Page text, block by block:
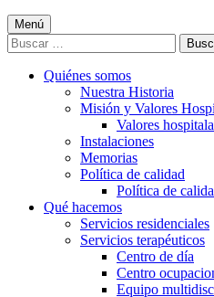
Menú
Buscar:
Quiénes somos
Nuestra Historia
Misión y Valores
Valores
Instalaciones
Memorias
Política de calidad
Política de
Qué hacemos
Servicios residenciales
Servicios terapéuticos
Centro de día
Centro
Equipo